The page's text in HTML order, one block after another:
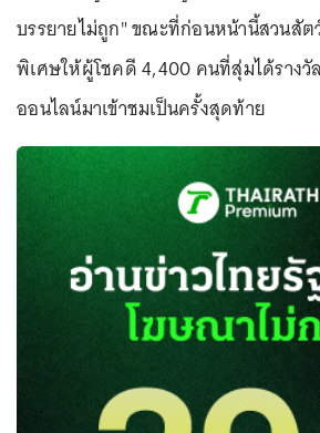
บรรยายไม่ถูก" ขณะที่ก่อนหน้านี้สวนสัต
พิเศษให้ผู้โชคดี 4,400 คนที่สุ่มได้รางวั
ออนไลน์มาเข้าชมเป็นครั้งสุดท้าย